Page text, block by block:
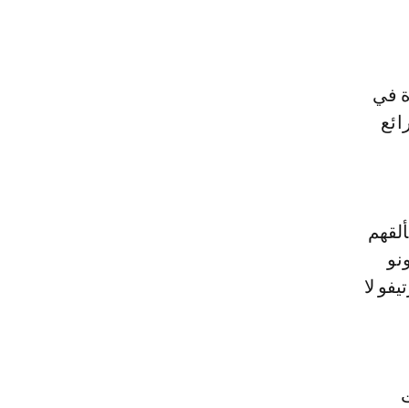
24 هدفا فقط في 31 مباراة في
رائع
1996-1997 مع ديبورتيفو لا